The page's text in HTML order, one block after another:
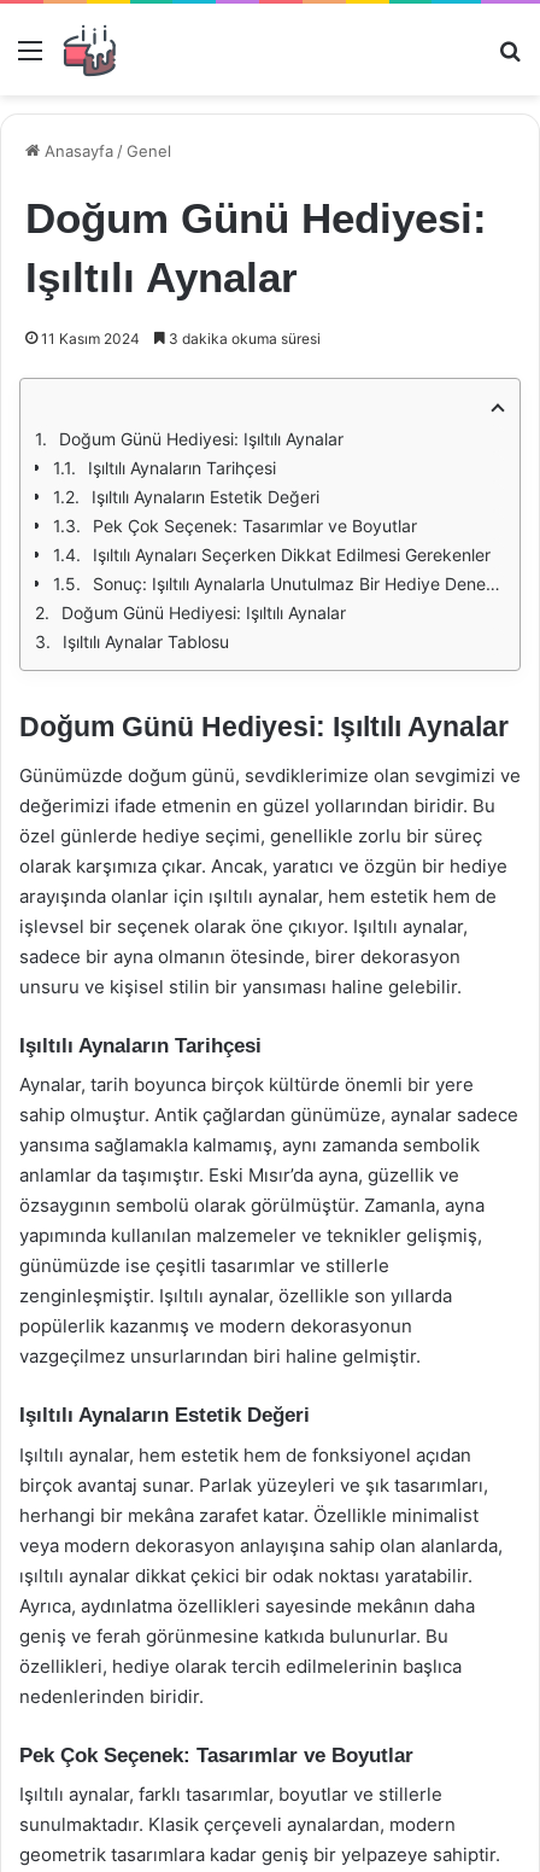
Menü
Anasayfa /Genel
Doğum Günü Hediyesi:
Işıltılı Aynalar
11 Kasım 2024 3 dakika okuma süresi
Doğum Günü Hediyesi: Işıltılı Aynalar
Işıltılı Aynaların Tarihçesi
Işıltılı Aynaların Estetik Değeri
Pek Çok Seçenek: Tasarımlar ve Boyutlar
Işıltılı Aynaları Seçerken Dikkat Edilmesi Gerekenler
Sonuç: Işıltılı Aynalarla Unutulmaz Bir Hediye Deneyimi
Doğum Günü Hediyesi: Işıltılı Aynalar
Işıltılı Aynalar Tablosu
Doğum Günü Hediyesi: Işıltılı Aynalar
Günümüzde doğum günü, sevdiklerimize olan sevgimizi ve
değerimizi ifade etmenin en güzel yollarından biridir. Bu
özel günlerde hediye seçimi, genellikle zorlu bir süreç
olarak karşımıza çıkar. Ancak, yaratıcı ve özgün bir hediye
arayışında olanlar için ışıltılı aynalar, hem estetik hem de
işlevsel bir seçenek olarak öne çıkıyor. Işıltılı aynalar,
sadece bir ayna olmanın ötesinde, birer dekorasyon
unsuru ve kişisel stilin bir yansıması haline gelebilir.
Işıltılı Aynaların Tarihçesi
Aynalar, tarih boyunca birçok kültürde önemli bir yere
sahip olmuştur. Antik çağlardan günümüze, aynalar sadece
yansıma sağlamakla kalmamış, aynı zamanda sembolik
anlamlar da taşımıştır. Eski Mısır’da ayna, güzellik ve
özsaygının sembolü olarak görülmüştür. Zamanla, ayna
yapımında kullanılan malzemeler ve teknikler gelişmiş,
günümüzde ise çeşitli tasarımlar ve stillerle
zenginleşmiştir. Işıltılı aynalar, özellikle son yıllarda
popülerlik kazanmış ve modern dekorasyonun
vazgeçilmez unsurlarından biri haline gelmiştir.
Işıltılı Aynaların Estetik Değeri
Işıltılı aynalar, hem estetik hem de fonksiyonel açıdan
birçok avantaj sunar. Parlak yüzeyleri ve şık tasarımları,
herhangi bir mekâna zarafet katar. Özellikle minimalist
veya modern dekorasyon anlayışına sahip olan alanlarda,
ışıltılı aynalar dikkat çekici bir odak noktası yaratabilir.
Ayrıca, aydınlatma özellikleri sayesinde mekânın daha
geniş ve ferah görünmesine katkıda bulunurlar. Bu
özellikleri, hediye olarak tercih edilmelerinin başlıca
nedenlerinden biridir.
Pek Çok Seçenek: Tasarımlar ve Boyutlar
Işıltılı aynalar, farklı tasarımlar, boyutlar ve stillerle
sunulmaktadır. Klasik çerçeveli aynalardan, modern
geometrik tasarımlara kadar geniş bir yelpazeye sahiptir.